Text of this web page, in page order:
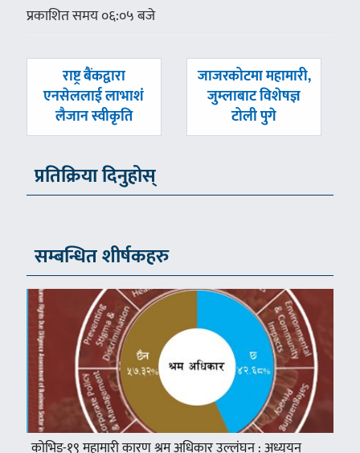
प्रकाशित समय ०६:०५ बजे
पछिल्लाे
-
राष्ट्र बैंकद्वारा
एनसेललाई लाभाशं
लैजान स्वीकृति
अघिल्लाे
जाजरकोटमा महामारी,
जुम्लाबाट विशेषज्ञ
टोली पुगे
प्रतिक्रिया दिनुहोस्
सम्बन्धित शीर्षकहरु
कोभिड-१९ महामारी कारण श्रम अधिकार उल्लंघन : अध्ययन